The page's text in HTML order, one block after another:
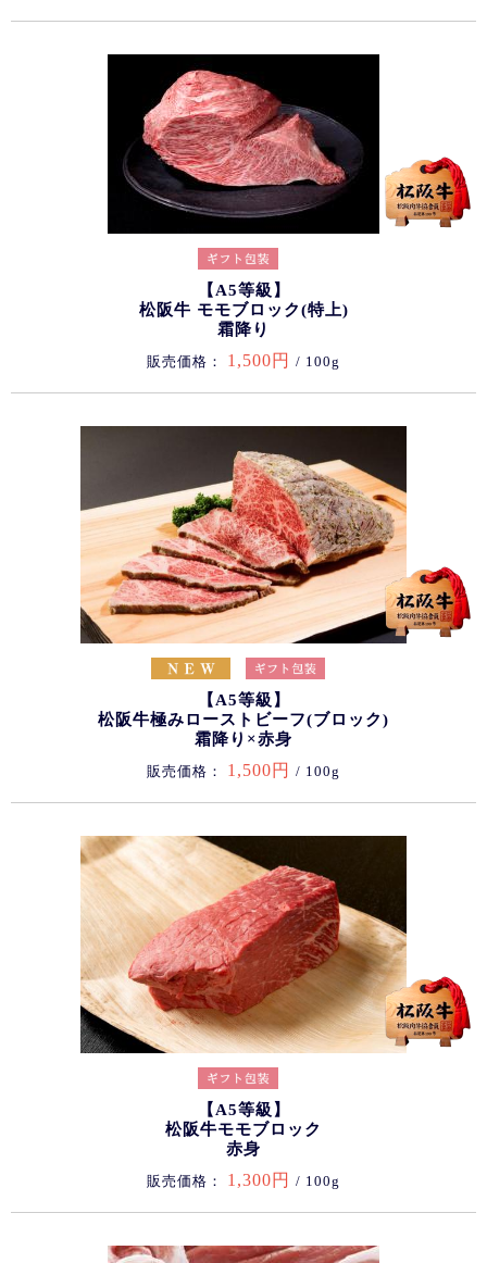
【A5等級】
松阪牛 モモブロック(特上)
霜降り
販売価格： 1,500円 / 100g
【A5等級】
松阪牛極みローストビーフ(ブロック)
霜降り×赤身
販売価格： 1,500円 / 100g
【A5等級】
松阪牛モモブロック
赤身
販売価格： 1,300円 / 100g